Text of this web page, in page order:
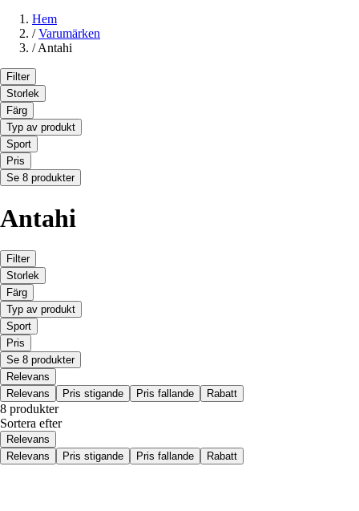
Hem
/ Varumärken
/ Antahi
Filter
Storlek
Färg
Typ av produkt
Sport
Pris
Se 8 produkter
Antahi
Filter
Storlek
Färg
Typ av produkt
Sport
Pris
Se 8 produkter
Relevans
Relevans
Pris stigande Pris fallande Rabatt
8 produkter
Sortera efter
Relevans
Relevans
Pris stigande Pris fallande Rabatt